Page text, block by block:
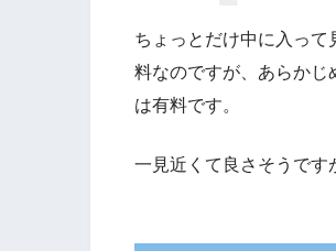
ちょっとだけ中に入っ
料なのですが、あらか
は有料です。
一見近くて良さそうです